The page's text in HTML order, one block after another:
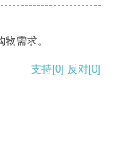
需求。
支持[0] 反对[0]